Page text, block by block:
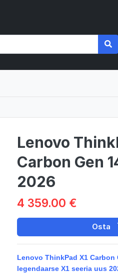
Lenovo
Carbon Gen
2026
4 359.00 €
Osta
Lenovo ThinkPad X1 Carbon
legendaarse X1 seeria uus